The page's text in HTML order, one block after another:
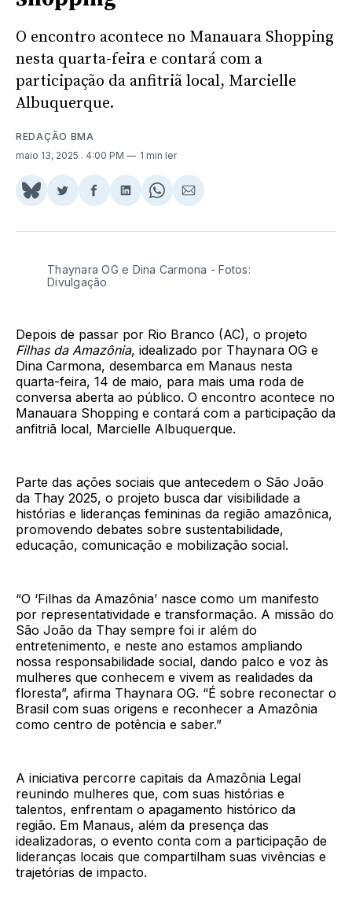
O encontro acontece no Manauara Shopping
nesta quarta-feira e contará com a
participação da anfitriã local, Marcielle
Albuquerque.
REDAÇÃO BMA
maio 13, 2025 . 4:00 PM 1 min ler
Share
BlueSky
Compartilhar
Twitter
Compartilhar
Facebook
Compartilhar
LinkedIn
Share
WhatsApp
Compartilhar
Email
Thaynara OG e Dina Carmona - Fotos:
Divulgação
Depois de passar por Rio Branco (AC), o projeto
Filhas da Amazônia, idealizado por Thaynara OG e
Dina Carmona, desembarca em Manaus nesta
quarta-feira, 14 de maio, para mais uma roda de
conversa aberta ao público. O encontro acontece no
Manauara Shopping e contará com a participação da
anfitriã local, Marcielle Albuquerque.
Parte das ações sociais que antecedem o São João
da Thay 2025, o projeto busca dar visibilidade a
histórias e lideranças femininas da região amazônica,
promovendo debates sobre sustentabilidade,
educação, comunicação e mobilização social.
“O ‘Filhas da Amazônia’ nasce como um manifesto
por representatividade e transformação. A missão do
São João da Thay sempre foi ir além do
entretenimento, e neste ano estamos ampliando
nossa responsabilidade social, dando palco e voz às
mulheres que conhecem e vivem as realidades da
floresta”, afirma Thaynara OG. “É sobre reconectar o
Brasil com suas origens e reconhecer a Amazônia
como centro de potência e saber.”
A iniciativa percorre capitais da Amazônia Legal
reunindo mulheres que, com suas histórias e
talentos, enfrentam o apagamento histórico da
região. Em Manaus, além da presença das
idealizadoras, o evento conta com a participação de
lideranças locais que compartilham suas vivências e
trajetórias de impacto.